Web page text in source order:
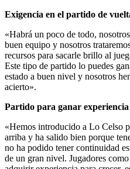
Exigencia en el partido de
«Habrá un poco de todo,
buen equipo y nosotros
recursos para sacarle brillo al
Este tipo de partido lo puedes
estado a buen nivel y nosotros
acierto».
Partido para ganar experiencia
«Hemos introducido a Lo Celso
arriba y ha salido bien porque
no ha podido tener continuidad
de un gran nivel. Jugadores